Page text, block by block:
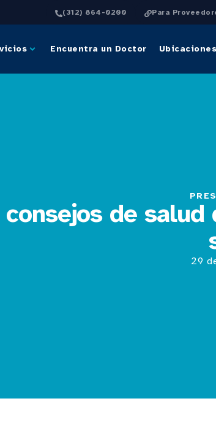
(312) 864-0200 Para
Encuentra un Doctor Ubicaciones
consejos de
29